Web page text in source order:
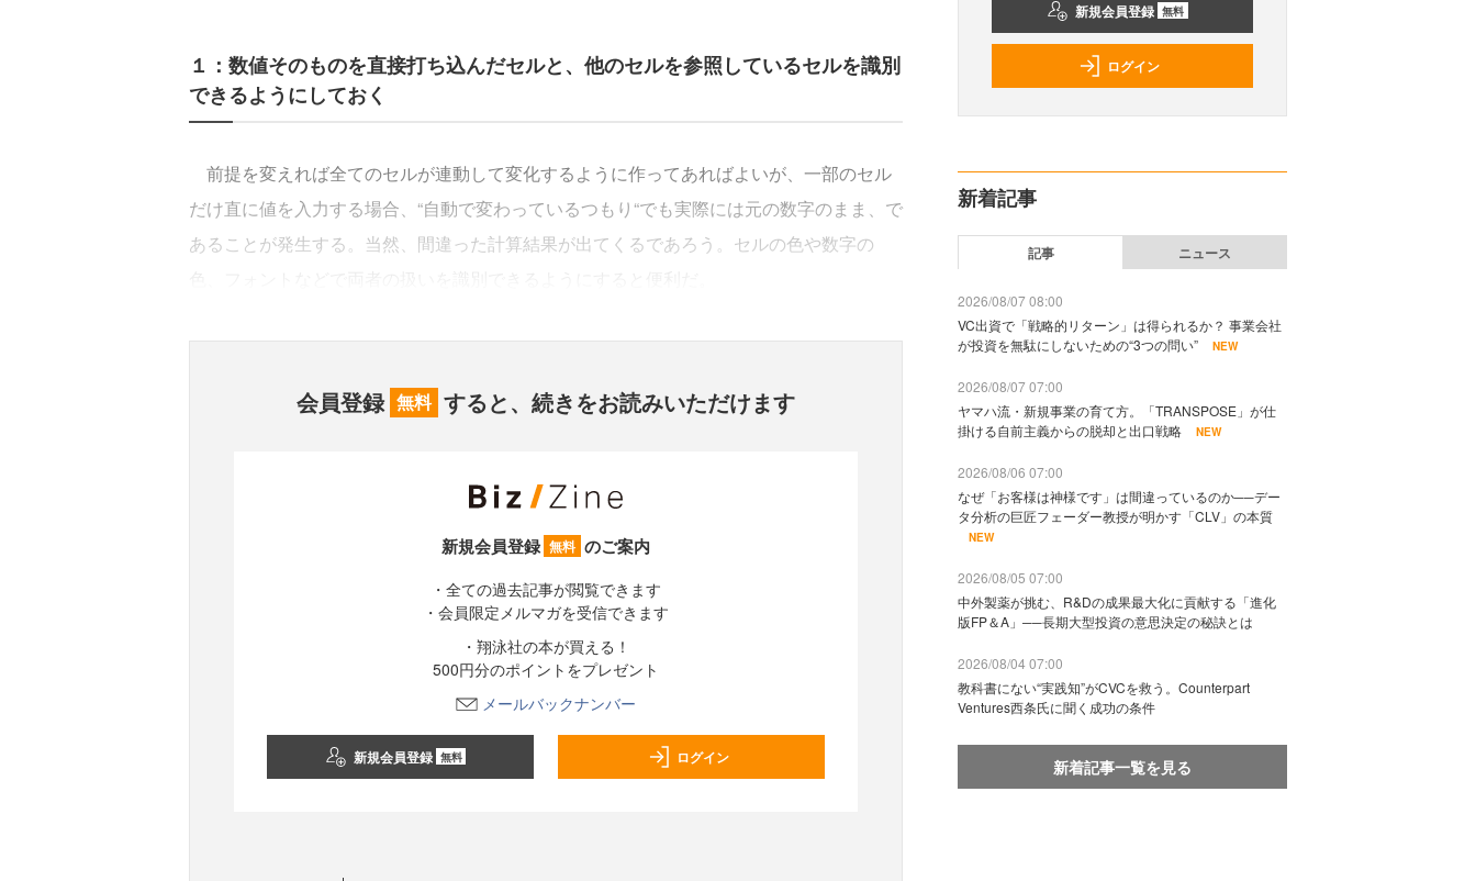
１：数値そのものを直接打ち込んだセルと、他のセルを参照しているセルを識別
できるようにしておく
前提を変えれば全てのセルが連動して変化するように作ってあればよいが、一部のセル
だけ直に値を入力する場合、“自動で変わっているつもり“でも実際には元の数字のまま、で
あることが発生する。当然、間違った計算結果が出てくるであろう。セルの色や数字の
会員登録 無料 すると、続きをお読みいただけます
新規会員登録 無料 のご案内
・全ての過去記事が閲覧できます
・会員限定メルマガを受信できます
・翔泳社の本が買える！
500円分のポイントをプレゼント
メールバックナンバー
新規会員登録 無料 ログイン
新規会員登録 無料
ログイン
新着記事
記事 ニュース
2026/08/07 08:00
VC出資で「戦略的リターン」は得られるか？ 事業会社
が投資を無駄にしないための“3つの問い”
NEW
2026/08/07 07:00
ヤマハ流・新規事業の育て方。「TRANSPOSE」が仕
掛ける自前主義からの脱却と出口戦略
NEW
2026/08/06 07:00
なぜ「お客様は神様です」は間違っているのか──デー
タ分析の巨匠フェーダー教授が明かす「CLV」の本質
NEW
2026/08/05 07:00
中外製薬が挑む、R&Dの成果最大化に貢献する「進化
版FP＆A」──長期大型投資の意思決定の秘訣とは
2026/08/04 07:00
教科書にない“実践知”がCVCを救う。Counterpart
Ventures西条氏に聞く成功の条件
新着記事一覧を見る